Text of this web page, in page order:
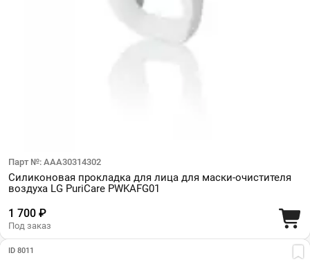
Парт №: AAA30314302
Силиконовая прокладка для лица для маски-очистителя
воздуха LG PuriCare PWKAFG01
1 700 ₽
Под заказ
ID 8011